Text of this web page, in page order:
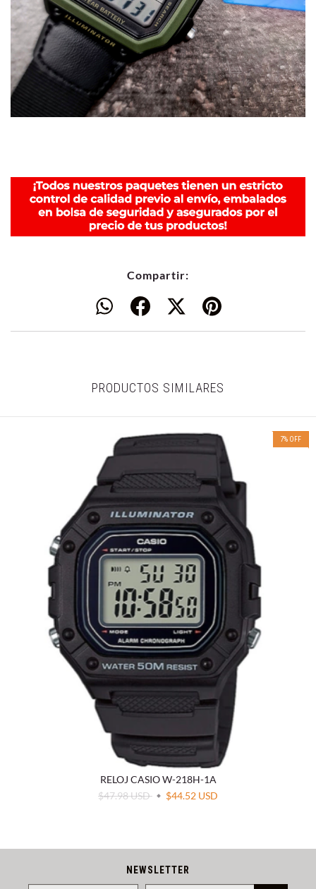
Compartir:
PRODUCTOS SIMILARES
7% OFF
RELOJ CASIO W-218H-1A
$47.98 USD
$44.52 USD
NEWSLETTER